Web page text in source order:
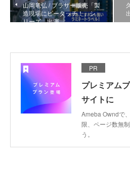
山岡竜弘 / ブラザー販売「製
造現場にピータッチ！」シ
リーズ 出演
PR
プレミアム
サイトに
Ameba Owndで
限、ページ数無
う。